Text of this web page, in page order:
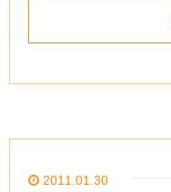
2011.01.30